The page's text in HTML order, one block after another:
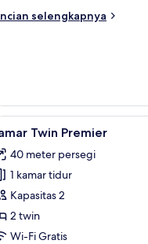
selengkapnya
brankas, dan meja kerja
5 Twin Premier
40 meter persegi
1 kamar tidur
Kapasitas 2
2 twin
Wi-Fi Gratis